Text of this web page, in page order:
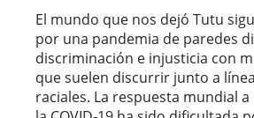
El mundo que nos dejó Tutu
por una pandemia de paredes
discriminación e injusticia con
que suelen discurrir junto a
raciales. La respuesta mundial